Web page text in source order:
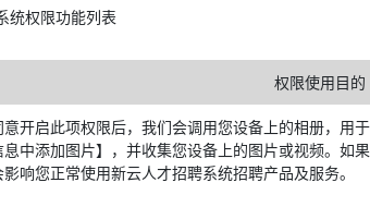
统权限功能列表
权限使用目的
意开启此项权限后，我们会调用您设备上的相册，用
息中添加图片】，并收集您设备上的图片或视频。如
响您正常使用新云人才招聘系统招聘产品及服务。